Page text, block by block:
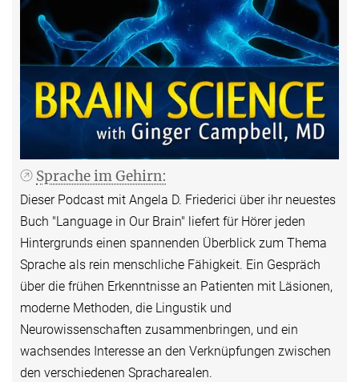
Sprache im Gehirn:
Dieser Podcast mit Angela D. Friederici über ihr neuestes
Buch "Language in Our Brain" liefert für Hörer jeden
Hintergrunds einen spannenden Überblick zum Thema
Sprache als rein menschliche Fähigkeit. Ein Gespräch
über die frühen Erkenntnisse an Patienten mit Läsionen,
moderne Methoden, die Lingustik und
Neurowissenschaften zusammenbringen, und ein
wachsendes Interesse an den Verknüpfungen zwischen
den verschiedenen Spracharealen.